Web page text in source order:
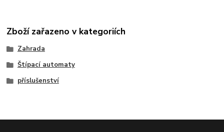
Zboží zařazeno v kategoriích
Zahrada
Štípací automaty
příslušenství